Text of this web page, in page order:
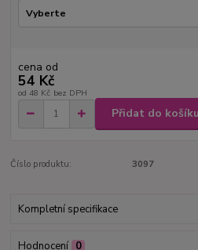
cena od
54 Kč
od 48 Kč bez DPH
Přidat do košíku
Číslo produktu: 3097
Kompletní specifikace
Hodnocení 0